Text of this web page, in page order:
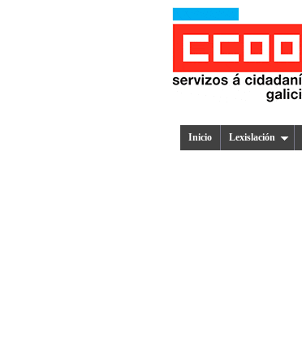
Inicio Lexislación